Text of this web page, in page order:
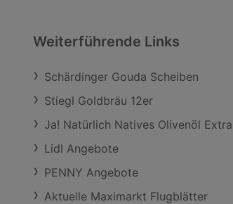
Weiterführende Links
Schärdinger Gouda Scheiben
Stiegl Goldbräu 12er
Ja! Natürlich Natives Olivenöl Extra
Lidl Angebote
PENNY Angebote
Aktuelle Maximarkt Flugblätter